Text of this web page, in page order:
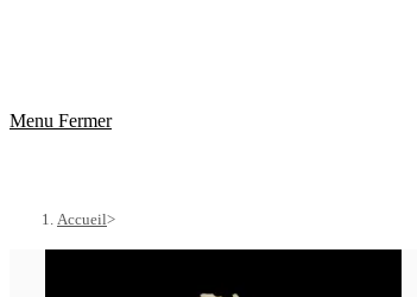
Menu Fermer
Accueil>